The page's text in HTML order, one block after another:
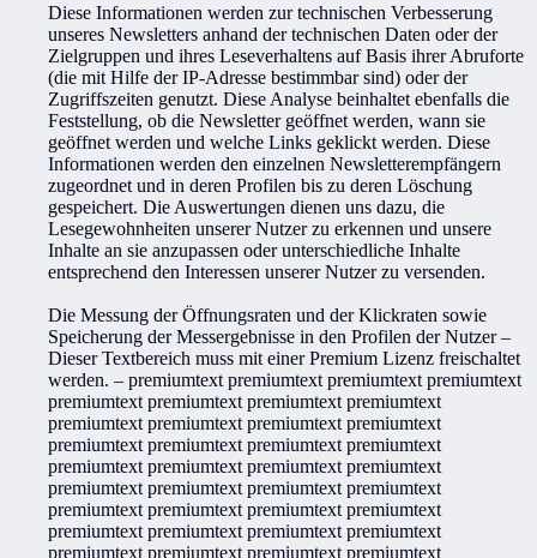
Diese Informationen werden zur technischen Verbesserung
unseres Newsletters anhand der technischen Daten oder der
Zielgruppen und ihres Leseverhaltens auf Basis ihrer Abruforte
(die mit Hilfe der IP-Adresse bestimmbar sind) oder der
Zugriffszeiten genutzt. Diese Analyse beinhaltet ebenfalls die
Feststellung, ob die Newsletter geöffnet werden, wann sie
geöffnet werden und welche Links geklickt werden. Diese
Informationen werden den einzelnen Newsletterempfängern
zugeordnet und in deren Profilen bis zu deren Löschung
gespeichert. Die Auswertungen dienen uns dazu, die
Lesegewohnheiten unserer Nutzer zu erkennen und unsere
Inhalte an sie anzupassen oder unterschiedliche Inhalte
entsprechend den Interessen unserer Nutzer zu versenden.
Die Messung der Öffnungsraten und der Klickraten sowie
Speicherung der Messergebnisse in den Profilen der Nutzer–
Dieser Textbereich muss mit einer Premium Lizenz freischaltet
werden. – premiumtext premiumtext premiumtext premiumtext
premiumtext premiumtext premiumtext premiumtext
premiumtext premiumtext premiumtext premiumtext
premiumtext premiumtext premiumtext premiumtext
premiumtext premiumtext premiumtext premiumtext
premiumtext premiumtext premiumtext premiumtext
premiumtext premiumtext premiumtext premiumtext
premiumtext premiumtext premiumtext premiumtext
premiumtext premiumtext premiumtext premiumtext